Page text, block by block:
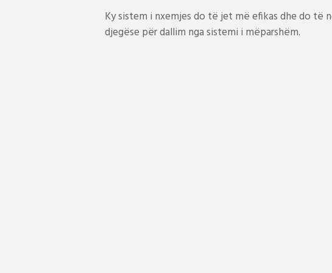
Ky sistem i nxemjes do të jet më efikas dhe do të
djegëse për dallim nga sistemi i mëparshëm.